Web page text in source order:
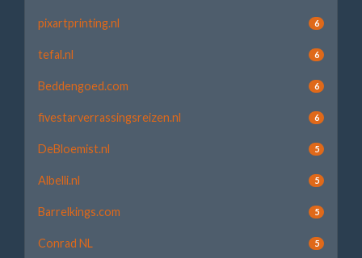
pixartprinting.nl 6
tefal.nl 6
Beddengoed.com 6
fivestarverrassingsreizen.nl 6
DeBloemist.nl 5
Albelli.nl 5
Barrelkings.com 5
Conrad NL 5